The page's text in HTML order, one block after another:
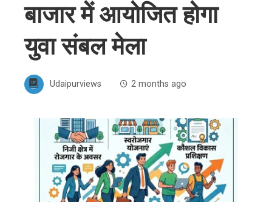
बाजार में आयोजित होगा
युवा संबल मेला
Udaipurviews 2 months ago